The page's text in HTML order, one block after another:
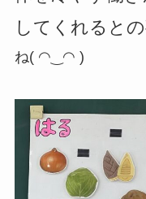
してくれると
ね( ◠‿◠ )